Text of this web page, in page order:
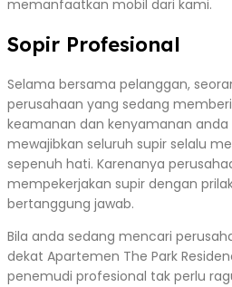
memanfaatkan mobil dari kami.
Sopir Profesional
Selama bersama pelanggan,
perusahaan yang sedang
keamanan dan kenyamanan anda
mewajibkan seluruh supir selalu
sepenuh hati. Karenanya
mempekerjakan supir dengan
bertanggung jawab.
Bila anda sedang mencari
dekat Apartemen The Park
penemudi profesional tak perlu